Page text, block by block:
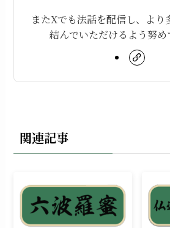
またXでも法話を配信し、より
結んでいただけるよう努め
関連記事